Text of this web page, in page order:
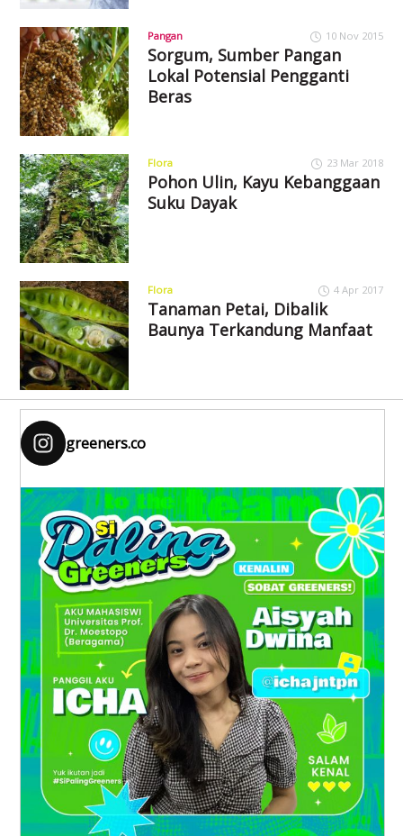
Pangan 10 Nov 2015
Sorgum, Sumber Pangan
Lokal Potensial Pengganti
Beras
Flora 23 Mar 2018
Pohon Ulin, Kayu Kebanggaan
Suku Dayak
Flora 4 Apr 2017
Tanaman Petai, Dibalik
Baunya Terkandung Manfaat
greeners.co